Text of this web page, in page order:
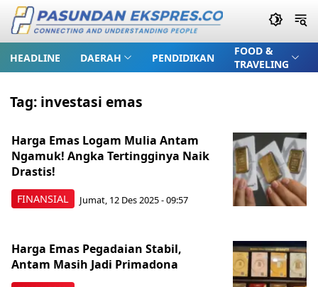
HEADLINE DAERAH PENDIDIKAN
FOOD &
TRAVELING
Tag: investasi emas
FINANSIAL
Harga Emas Logam Mulia Antam
Ngamuk! Angka Tertingginya Naik
Drastis!
Jumat, 12 Des 2025 - 09:57
Harga Emas Pegadaian Stabil,
Antam Masih Jadi Primadona